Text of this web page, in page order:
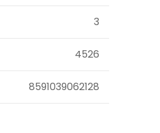
3
4526
8591039062128